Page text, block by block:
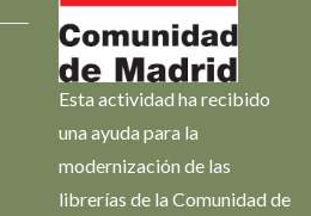
Esta actividad ha recibido
una ayuda para la
modernización de las
librerías de la Comunidad de